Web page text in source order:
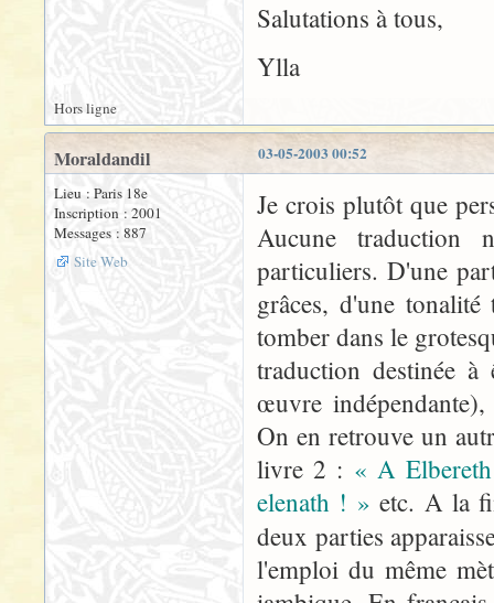
Salutations à tous,
Ylla
Hors ligne
03-05-2003 00:52
Moraldandil
Lieu : Paris 18e
Inscription : 2001
Messages : 887
Site Web
Je crois plutôt que
Aucune traduction
particuliers. D'une
grâces, d'une
tomber dans le
traduction destinée
œuvre
On en retrouve un
livre 2 : « A
elenath ! » etc. A la
deux parties
l'emploi du même